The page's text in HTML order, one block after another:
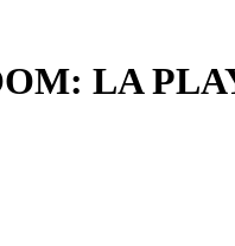
LA